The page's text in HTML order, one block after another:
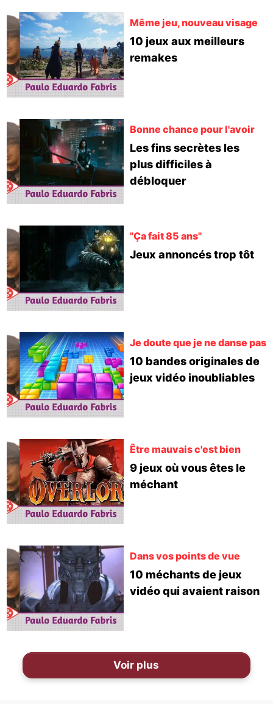
Même jeu, nouveau visage
10 jeux aux meilleurs
remakes
Bonne chance pour l'avoir
Les fins secrètes les
plus difficiles à
débloquer
"Ça fait 85 ans"
Jeux annoncés trop tôt
Je doute que je ne danse pas
10 bandes originales de
jeux vidéo inoubliables
Être mauvais c'est bien
9 jeux où vous êtes le
méchant
Dans vos points de vue
10 méchants de jeux
vidéo qui avaient raison
Voir plus